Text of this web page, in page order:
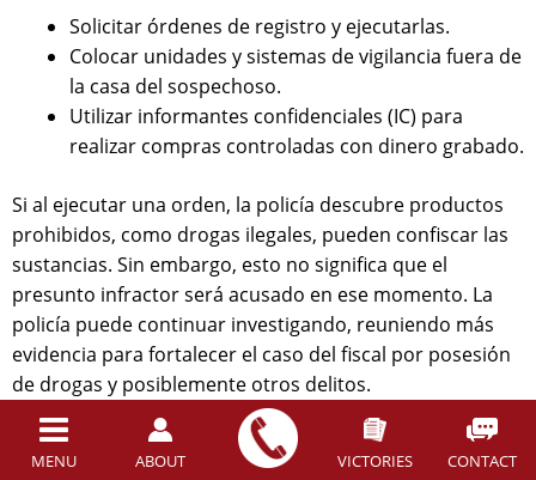
MENU ABOUT VICTORIES CONTACT
Solicitar órdenes de registro y ejecutarlas.
Colocar unidades y sistemas de vigilancia fuera de
la casa del sospechoso.
Utilizar informantes confidenciales (IC) para
realizar compras controladas con dinero grabado.
Si al ejecutar una orden, la policía descubre productos
prohibidos, como drogas ilegales, pueden confiscar las
sustancias. Sin embargo, esto no significa que el
presunto infractor será acusado en ese momento. La
policía puede continuar investigando, reuniendo más
evidencia para fortalecer el caso del fiscal por posesión
de drogas y posiblemente otros delitos.
Un abogado de defensa criminal cerca de usted en la
Firma de Abogados Joslyn Law examinará